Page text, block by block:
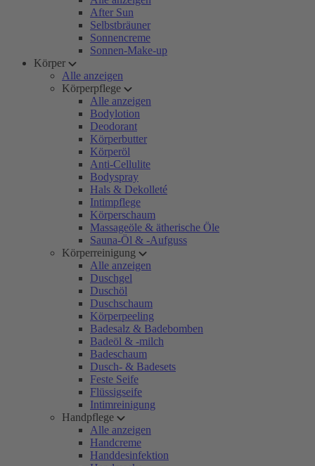
After Sun
Selbstbräuner
Sonnencreme
Sonnen-Make-up
Körper
Alle anzeigen
Körperpflege
Alle anzeigen
Bodylotion
Deodorant
Körperbutter
Körperöl
Anti-Cellulite
Bodyspray
Hals & Dekolleté
Intimpflege
Körperschaum
Massageöle & ätherische Öle
Sauna-Öl & -Aufguss
Körperreinigung
Alle anzeigen
Duschgel
Duschöl
Duschschaum
Körperpeeling
Badesalz & Badebomben
Badeöl & -milch
Badeschaum
Dusch- & Badesets
Feste Seife
Flüssigseife
Intimreinigung
Handpflege
Alle anzeigen
Handcreme
Handdesinfektion